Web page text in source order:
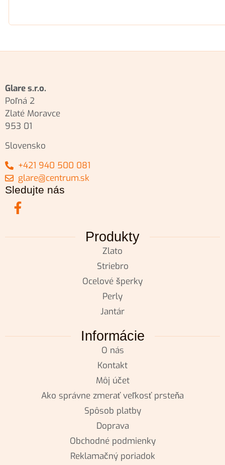
Glare s.r.o.
Poľná 2
Zlaté Moravce
953 01
Slovensko
+421 940 500 081
glare@centrum.sk
Sledujte nás
Produkty
Zlato
Striebro
Ocelové šperky
Perly
Jantár
Informácie
O nás
Kontakt
Môj účet
Ako správne zmerať veľkosť prsteňa
Spôsob platby
Doprava
Obchodné podmienky
Reklamačný poriadok